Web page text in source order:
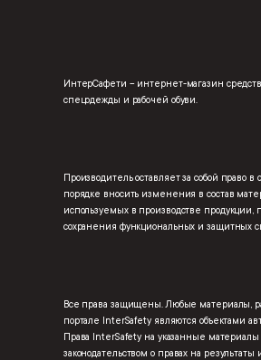
ИнтерСафети – интернет-магазин
спецодежды и рабочей обуви.
Производитель оставляет за собой право в
порядке вносить изменения в состав
используемых в производстве продукции,
сохранения функциональных и защитных
Все права защищены. Любые материалы,
портале InterSafety являются объектами
Права InterSafety на указанные материалы
законодательством о правах на результаты